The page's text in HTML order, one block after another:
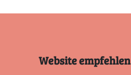
Website empfehlen